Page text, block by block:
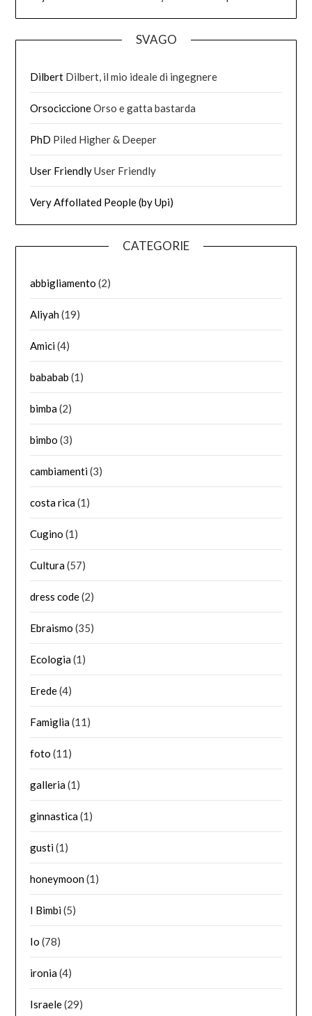
SVAGO
Dilbert Dilbert, il mio ideale di ingegnere
OrsociccioneOrso e gatta bastarda
PhD Piled Higher & Deeper
User FriendlyUser Friendly
Very Affollated People (by Upi)
CATEGORIE
abbigliamento (2)
Aliyah(19)
Amici(4)
bababab (1)
bimba(2)
bimbo (3)
cambiamenti(3)
costa rica(1)
Cugino (1)
Cultura(57)
dress code(2)
Ebraismo (35)
Ecologia(1)
Erede(4)
Famiglia(11)
foto (11)
galleria(1)
ginnastica(1)
gusti(1)
honeymoon(1)
I Bimbi(5)
Io (78)
ironia(4)
Israele(29)